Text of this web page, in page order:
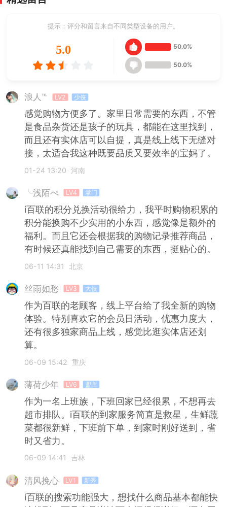
提示：评分和留言来自不同类型设备的用户。
5.0 50.0%
50.0%
浪人℡ LV2 少侠
感觉购物方便多了。家里日常需要的东西，不管
是食品杂货还是孩子的玩具，都能在这里找到，
而且还有实体店可以自提，真是线上线下无缝对
接，太适合我这种既要品质又要效率的宝妈了。
01-24 13:20 河南
╰浅陌ぺ LV4 掌门
i百联的积分兑换活动很给力，我平时购物积累的
积分能换购不少实用的小东西，感觉像是额外的
福利。而且它还会根据我的购物记录推荐商品，
有时候还真能找到自己需要的东西，挺贴心的。
06-11 14:31 北京
丝雨如愁 LV3 大侠
作为百联的老顾客，线上平台给了我全新的购物
体验。特别喜欢它的会员日活动，优惠力度大，
还有很多独家商品上线，感觉比逛实体店还划
算。
06-09 15:42 重庆
薄荷少年 LV6 盟主
作为一名上班族，下班回家已经很累，不想再去
超市排队。i百联的到家服务简直是救星，生鲜蔬
菜都很新鲜，下班前下单，到家时刚好送到，省
时又省力。
06-09 14:41 吉林
清风挽心 LV1 新秀
i百联的搜索功能强大，想找什么商品基本都能快